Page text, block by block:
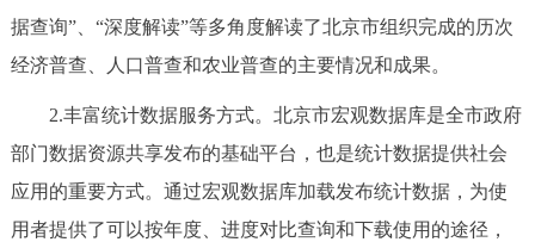
据查询”、“深度解读”等多角度解读了北京市组织完成的历次
经济普查、人口普查和农业普查的主要情况和成果。
2.丰富统计数据服务方式。北京市宏观数据库是全市政府
部门数据资源共享发布的基础平台，也是统计数据提供社会
应用的重要方式。通过宏观数据库加载发布统计数据，为使
用者提供了可以按年度、进度对比查询和下载使用的途径，